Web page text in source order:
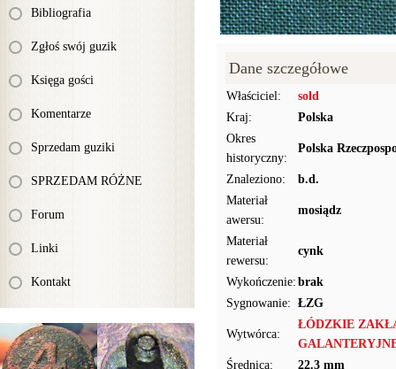
Bibliografia
Zgłoś swój guzik
Księga gości
Komentarze
Sprzedam guziki
SPRZEDAM RÓŻNE
Forum
Linki
Kontakt
Dane szczegółowe
Właściciel:
sold
Kraj:
Polska
Okres
historyczny:
Polska
Znaleziono:
b.d.
Materiał
awersu:
mosiądz
Materiał
rewersu:
cynk
Wykończenie: brak
Sygnowanie: ŁZG
Wytwórca:
ŁÓDZKIE
Średnica:
22.3 mm